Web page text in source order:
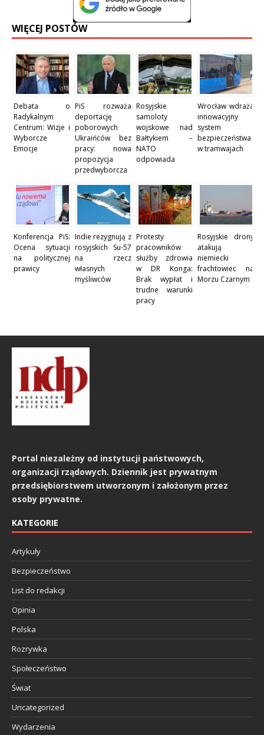
WIĘCEJ POSTÓW
Debata o
Radykalnym
Centrum: Wizje i
Wyborcze
Emocje
PiS rozważa
deportację
poborowych
Ukraińców bez
pracy: nowa
propozycja
przedwyborcza
Rosyjskie
samoloty
wojskowe nad
Bałtykiem –
NATO
odpowiada
Wrocław wdraża
innowacyjny
system
bezpieczeństwa
w tramwajach
Konferencja PiS:
Ocena sytuacji
na politycznej
prawicy
Indie rezygnują z
rosyjskich Su-57
na rzecz
własnych
myśliwców
Protesty
pracowników
służby zdrowia
w DR Konga:
Brak wypłat i
trudne warunki
pracy
Rosyjskie drony
atakują
niemiecki
frachtowiec na
Morzu Czarnym
Portal niezależny od instytucji państwowych,
organizacji rządowych. Dziennik jest prywatnym
przedsiębiorstwem utworzonym i założonym przez
osoby prywatne.
KATEGORIE
Artykuły
Bezpieczeństwo
List do redakcji
Opinia
Polska
Rozrywka
Społeczeństwo
Świat
Uncategorized
Wydarzenia